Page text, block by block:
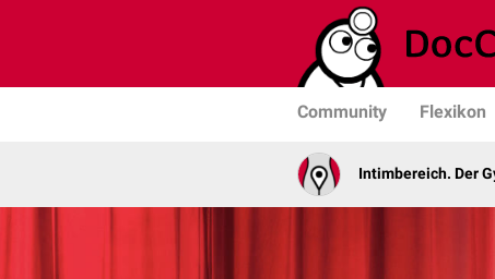
Community Flexikon
Intimbereich. Der